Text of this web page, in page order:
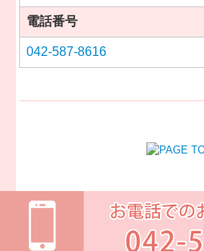
電話番号
042-587-8616